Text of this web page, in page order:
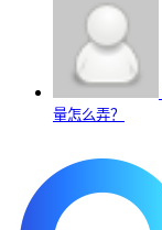
量怎么弄？